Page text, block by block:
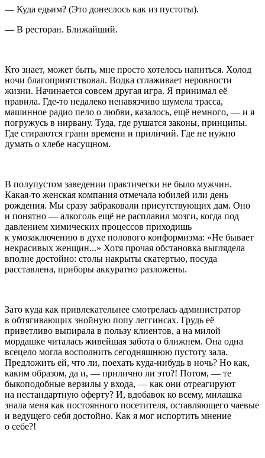
— Куда едьим? (Это донеслось как из пустоты).
— В ресторан. Ближайший.
Кто знает, может быть, мне просто хотелось напиться. Холод
ночи благоприятствовал. Водка сглаживает неровности
жизни. Начинается совсем другая игра. Я принимал её
правила. Где-то недалеко ненавязчиво шумела трасса,
машинное радио пело о любви, казалось, ещё немного, — и я
погружусь в нирвану. Туда, где рушатся законы, принципы.
Где стираются грани времени и приличий. Где не нужно
думать о хлебе насущном.
В полупустом заведении практически не было мужчин.
Какая-то женская компания отмечала юбилей или день
рождения. Мы сразу забраковали присутствующих дам. Оно
и понятно — алкоголь ещё не расплавил мозги, когда под
давлением химических процессов приходишь
к умозаключению в духе полового конформизма: «Не бывает
некрасивых женщин...» Хотя прочая обстановка выглядела
вполне достойно: столы накрыты скатертью, посуда
расставлена, приборы аккуратно разложены.
Зато куда как привлекательнее смотрелась администратор
в обтягивающих знойную попу леггинсах. Грудь её
приветливо выпирала в пользу клиентов, а на милой
мордашке читалась живейшая забота о ближнем. Она одна
всецело могла восполнить сегодняшнюю пустоту зала.
Предложить ей, что ли, поехать куда-нибудь в ночь? Но как,
каким образом, да и, — прилично ли это?! Потом, — те
быкоподобные верзилы у входа, — как они отреагируют
на нестандартную оферту? И, вдобавок ко всему, милашка
знала меня как постоянного посетителя, оставляющего чаевые
и ведущего себя достойно. Как я мог испортить мнение
о себе?!